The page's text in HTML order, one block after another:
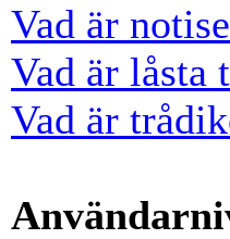
Vad är
Vad är låsta
Vad är